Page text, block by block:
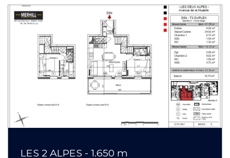
LES 2 ALPES - 1.650 m